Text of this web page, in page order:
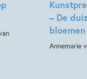
– De
Annemarie